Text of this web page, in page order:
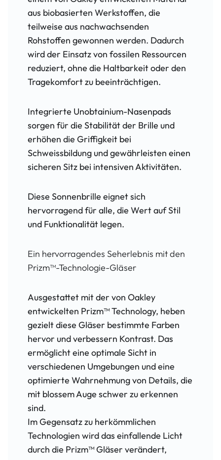
aus biobasierten Werkstoffen, die
teilweise aus nachwachsenden
Rohstoffen gewonnen werden. Dadurch
wird der Einsatz von fossilen Ressourcen
reduziert, ohne die Haltbarkeit oder den
Tragekomfort zu beeinträchtigen.
Integrierte Unobtainium-Nasenpads
sorgen für die Stabilität der Brille und
erhöhen die Griffigkeit bei
Schweissbildung und gewährleisten einen
sicheren Sitz bei intensiven Aktivitäten.
Diese Sonnenbrille eignet sich
hervorragend für alle, die Wert auf Stil
und Funktionalität legen.
Ein hervorragendes Seherlebnis mit den
Prizm™-Technologie-Gläser
Ausgestattet mit der von Oakley
entwickelten Prizm™ Technology, heben
gezielt diese Gläser bestimmte Farben
hervor und verbessern Kontrast. Das
ermöglicht eine optimale Sicht in
verschiedenen Umgebungen und eine
optimierte Wahrnehmung von Details, die
mit blossem Auge schwer zu erkennen
sind.
Im Gegensatz zu herkömmlichen
Technologien wird das einfallende Licht
durch die Prizm™ Gläser verändert,